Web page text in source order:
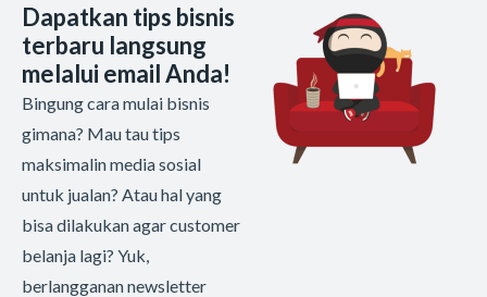
Dapatkan tips bisnis
terbaru langsung
melalui email Anda!
Bingung cara mulai bisnis
gimana? Mau tau tips
maksimalin media sosial
untuk jualan? Atau hal yang
bisa dilakukan agar customer
belanja lagi? Yuk,
berlangganan newsletter